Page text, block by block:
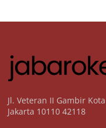
Jl. Veteran II Gambir
Jakarta 10110 42118